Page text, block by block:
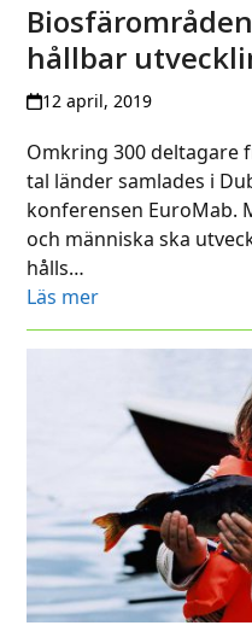
hållbar
12 april, 2019
Omkring 300 deltagare
tal länder samlades i
konferensen EuroMab.
och människa ska
hålls…
Läs mer